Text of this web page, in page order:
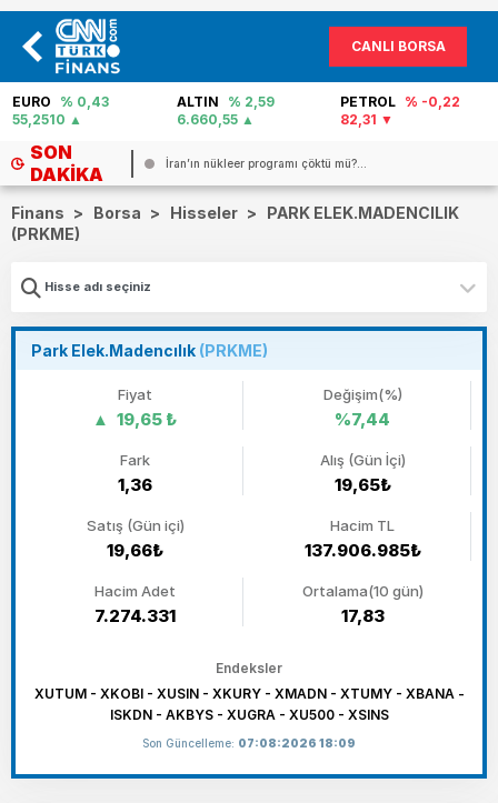
CANLI BORSA
EURO
% 0,43
55,2510
ALTIN
% 2,59
6.660,55
PETROL % -0,22
82,31
SON
DAKIKA
İran’ın nükleer programı çöktü mü?...
Finans > Borsa > Hisseler >
PARK ELEK.MADENCILIK
(PRKME)
Park Elek.Madencılık (PRKME)
Fiyat
19,65 ₺
Değişim(%)
%7,44
Fark
1,36
Alış (Gün İçi)
19,65₺
Satış (Gün içi)
19,66₺
Hacim TL
137.906.985₺
Hacim Adet
7.274.331
Ortalama(10 gün)
17,83
Endeksler
XUTUM - XKOBI - XUSIN - XKURY - XMADN - XTUMY - XBANA -
ISKDN - AKBYS - XUGRA - XU500 - XSINS
Son Güncelleme: 07:08:2026 18:09